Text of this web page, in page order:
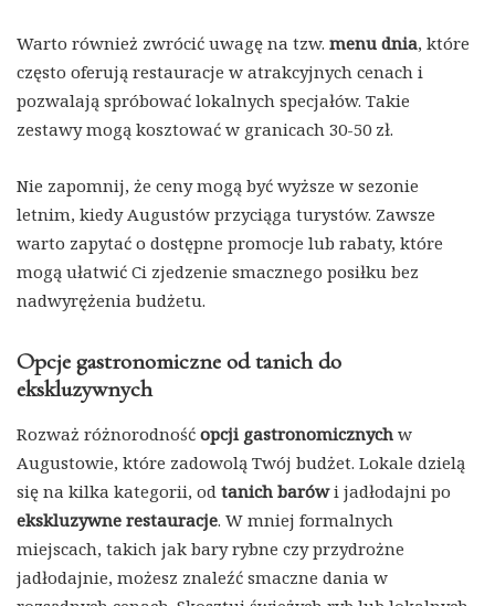
Warto również zwrócić uwagę na tzw. menu dnia, które
często oferują restauracje w atrakcyjnych cenach i
pozwalają spróbować lokalnych specjałów. Takie
zestawy mogą kosztować w granicach 30-50 zł.
Nie zapomnij, że ceny mogą być wyższe w sezonie
letnim, kiedy Augustów przyciąga turystów. Zawsze
warto zapytać o dostępne promocje lub rabaty, które
mogą ułatwić Ci zjedzenie smacznego posiłku bez
nadwyrężenia budżetu.
Opcje gastronomiczne od tanich do
ekskluzywnych
Rozważ różnorodność opcji gastronomicznych w
Augustowie, które zadowolą Twój budżet. Lokale dzielą
się na kilka kategorii, od tanich barówi jadłodajni po
ekskluzywne restauracje. W mniej formalnych
miejscach, takich jak bary rybne czy przydrożne
jadłodajnie, możesz znaleźć smaczne dania w